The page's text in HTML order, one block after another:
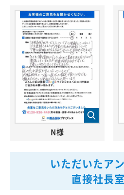
いただいたア
直接社長
N様